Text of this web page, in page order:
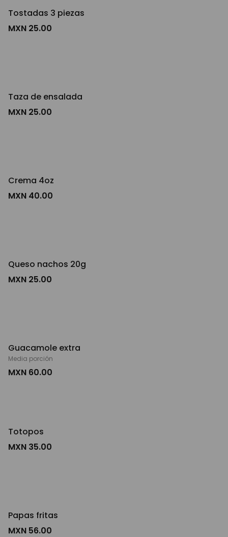
Tostadas 3 piezas
MXN 25.00
Taza de ensalada
MXN 25.00
Crema 4oz
MXN 40.00
Queso nachos 20g
MXN 25.00
Guacamole extra
Media porción
MXN 60.00
Totopos
MXN 35.00
Papas fritas
MXN 56.00